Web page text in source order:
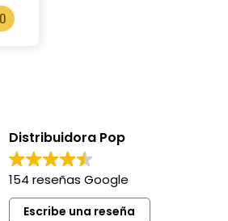
Distribuidora Pop
154 reseñas Google
Escribe una reseña